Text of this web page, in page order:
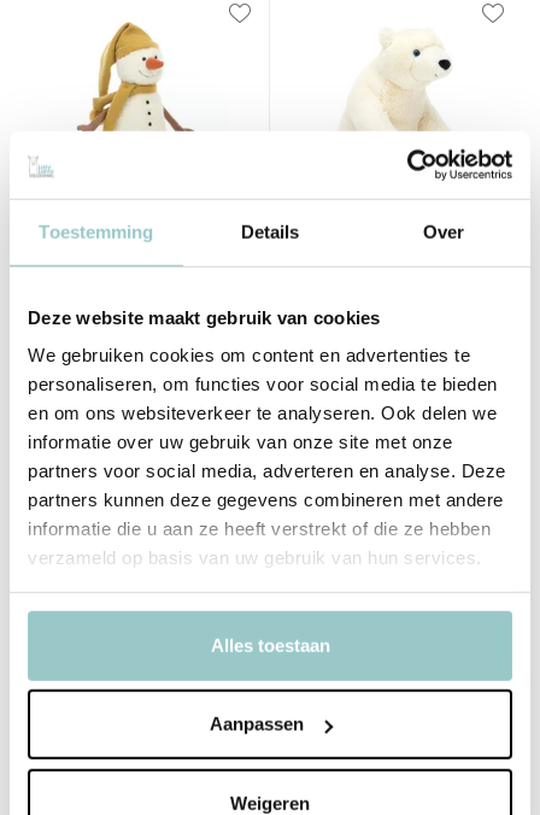
Toestemming Details Over
Deze website maakt gebruik van cookies
We gebruiken cookies om content en advertenties te
personaliseren, om functies voor social media te bieden
en om ons websiteverkeer te analyseren. Ook delen we
informatie over uw gebruik van onze site met onze
partners voor social media, adverteren en analyse. Deze
partners kunnen deze gegevens combineren met andere
informatie die u aan ze heeft verstrekt of die ze hebben
verzameld op basis van uw gebruik van hun services.
Alles toestaan
Aanpassen
Weigeren
Jellycat
Lenny Snowman Large
50,00
Incl. btw
Bekijken
Jellycat
Elwin Polar Bear Larg
62,00
Incl. btw
Bekijken
75,00
Incl. btw